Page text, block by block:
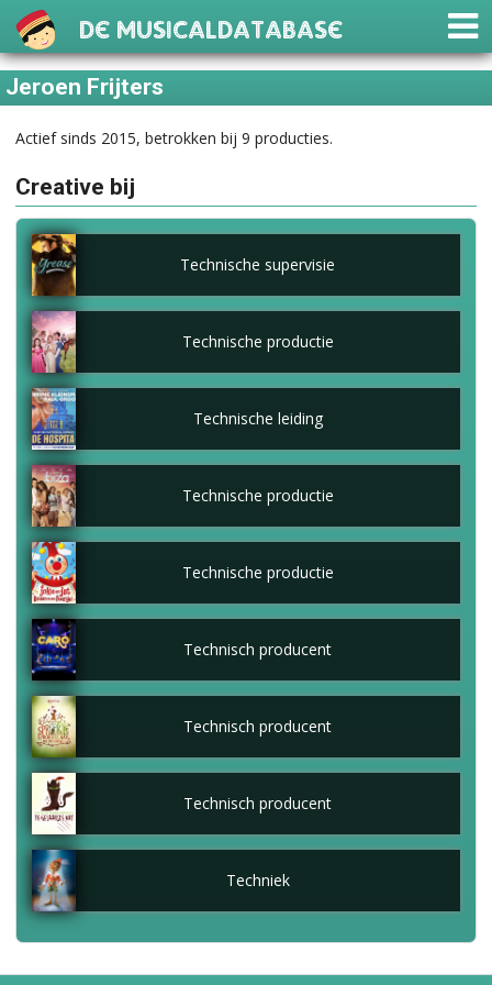
De Musicaldatabase
Jeroen Frijters
Actief sinds 2015, betrokken bij 9 producties.
Creative bij
Technische supervisie
Technische productie
Technische leiding
Technische productie
Technische productie
Technisch producent
Technisch producent
Technisch producent
Techniek